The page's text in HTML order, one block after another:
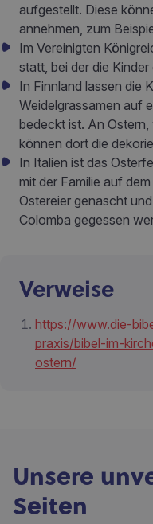
aufgestellt. Diese
annehmen, zum
Im Vereinigten
statt, bei der die
In Finnland lassen die
Weidelgrassamen auf
bedeckt ist. An
können dort die
In Italien ist das
mit der Familie auf
Ostereier genascht
Colomba gegessen
Verweise
https://www.die-
praxis/bibel-im-
ostern/
Unsere
Seiten